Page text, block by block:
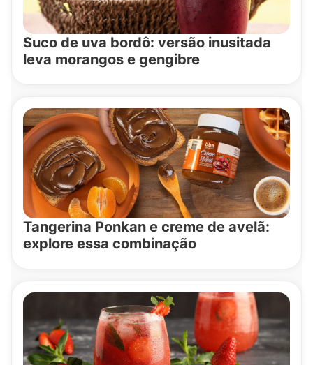
Suco de uva bordô: versão inusitada
leva morangos e gengibre
Tangerina Ponkan e creme de avelã:
explore essa combinação